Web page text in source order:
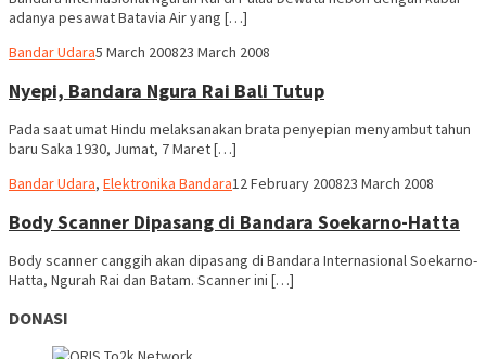
adanya pesawat Batavia Air yang […]
Bandar UdaraWebmaster
5 March 200823 March 2008
Nyepi, Bandara Ngura Rai Bali Tutup
Pada saat umat Hindu melaksanakan brata penyepian menyambut tahun
baru Saka 1930, Jumat, 7 Maret […]
Bandar Udara, Elektronika BandaraWebmaster
12 February 200823 March 2008
Body Scanner Dipasang di Bandara Soekarno-Hatta
Body scanner canggih akan dipasang di Bandara Internasional Soekarno-
Hatta, Ngurah Rai dan Batam. Scanner ini […]
DONASI